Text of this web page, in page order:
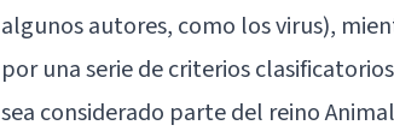
algunos autores, como los virus),
por una serie de criterios
sea considerado parte del reino